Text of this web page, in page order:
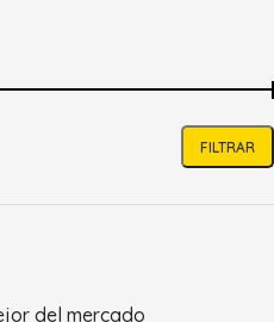
FILTRAR
del mercado